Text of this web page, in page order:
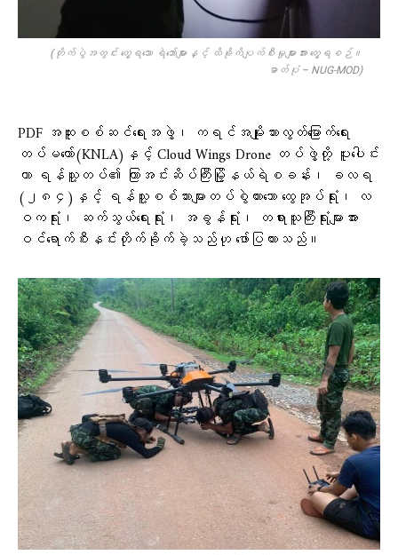
(တိုက်ပွဲအတွင်း တွေ့ရသော ရဲဘော်များနှင့် ထိခိုကိပျက်စီးမှုများအား တွေ့ရစဉ်။
ဓာတ်ပုံ – NUG-MOD)
PDF အထူးစစ်ဆင်ရေးအဖွဲ့၊ ကရင်အမျိုးသားလွတ်မြောက်ရေး
တပ်မတော်(KNLA)နှင့် Cloud Wings Drone တပ်ဖွဲ့တို့ ပူးပေါင်း
ကာ ရန်သူ့တပ်၏ ကြာအင်းဆိပ်ကြီးမြို့နယ်ရဲစခန်း၊ ခလရ
(၂၈၄)နှင့် ရန်သူ့စစ်သားများတပ်စွဲထားသော ထွေအုပ်ရုံး၊ လ
ဝကရုံး၊ ဆက်သွယ်ရေးရုံး၊ အခွန်ရုံး၊ တရားသူကြီးရုံးများအား
ဝင်ရောက်စီးနင်းတိုက်ခိုက်ခဲ့သည်ဟု ဖော်ပြထားသည်။